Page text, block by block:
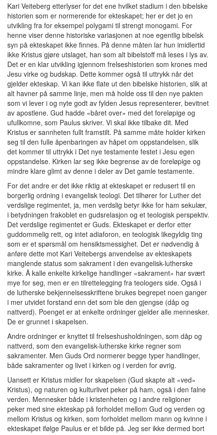
Kari Veiteberg etterlyser for det ene hvilket stadium i den bibelske
historien som er normerende for ekteskapet; her er det jo en
utvikling fra for eksempel polygami til strengt monogami. For
henne viser denne historiske variasjonen at noe egentlig bibelsk
syn på ekteskapet ikke finnes. På denne måten lar hun imidlertid
ikke Kristus gjøre utslaget, han som alt bibelstoff må leses i lys av.
Det er en klar utvikling igjennom frelseshistorien som krones med
Jesu virke og budskap. Dette kommer også til uttrykk når det
gjelder ekteskap. Vi kan ikke flate ut den bibelske historien, slik at
alt havner på samme linje, men må holde oss til den nye pakten
som vi lever i og nyte godt av fylden Jesus representerer, bevitnet
av apostlene. Gud hadde «båret over» med det foreløpige og
ufullkomne, som Paulus skriver. Vi skal ikke tilbake dit. Med
Kristus er sannheten fullt framstilt. På samme måte holder kirken
seg til den fulle åpenbaringen av håpet om oppstandelsen, slik
det kommer til uttrykk i Det nye testamente festet i Jesu egen
oppstandelse. Kirken lar seg ikke begrense av de foreløpige og
mindre klare glimt av denne i deler av Det gamle testamente.
For det andre er det ikke riktig at ekteskapet er redusert til en
borgerlig ordning i evangelisk teologi. Det tilhører for Luther det
verdslige regimentet, ja, men verdslig betyr ikke for ham sekulær,
i betydningen frakoblet en gudsrelasjon og et teologisk perspektiv.
Det verdslige regimentet er Guds. Ekteskapet er derfor etter
guddommelig rett, og intet adiaforon, en teologisk likegyldig ting
som er et spørsmål om hensiktsmessighet. Det er nødvendig å
anføre dette mot Kari Veitebergs anvendelse av ekteskapets
manglende status som sakrament i den evangelisk-lutherske
kirke. Å kalle enkelte kirkelige handlinger «sakrament» har svært
mye for seg, men er en tilrettelegging fra teologers side. Også i
de lutherske bekjennelsesskriftene brukes begrepet noen ganger
i mer utvidet forstand enn det som ble den gjengse (dåp og
nattverd). Poenget er at enkelte ordninger gjelder alle mennesker.
De er grunnet i skapelsen.
Andre ordninger er knyttet til frelseshusholdningen, som dåp og
nattverd, som den evangelisk-lutherske kirke regner som
sakramenter. Men Guds Ord normerer begge typer handlinger,
både sakramenter og livet i kirken og i verden for øvrig.
Uansett er Kristus midler for skapelsen (Gud skapte alt «ved»
Kristus), og naturen og kulturlivet peker på ham, også i den falne
verden. Mennesker både i kristenheten og i andre religioner
peker med sine ekteskap på forholdet mellom Gud og verden og
mellom Kristus og kirken, som forholdet mellom mann og kvinne i
ekteskapet ifølge Paulus er et bilde på. Jeg ser ikke dermed bort